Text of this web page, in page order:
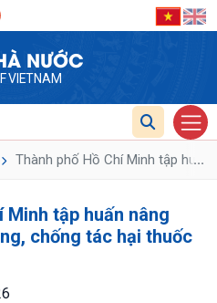
NƯỚC
VIETNAM
Thành phố Hồ Chí Minh tập ...
Minh tập huấn nâng
chống tác hại thuốc